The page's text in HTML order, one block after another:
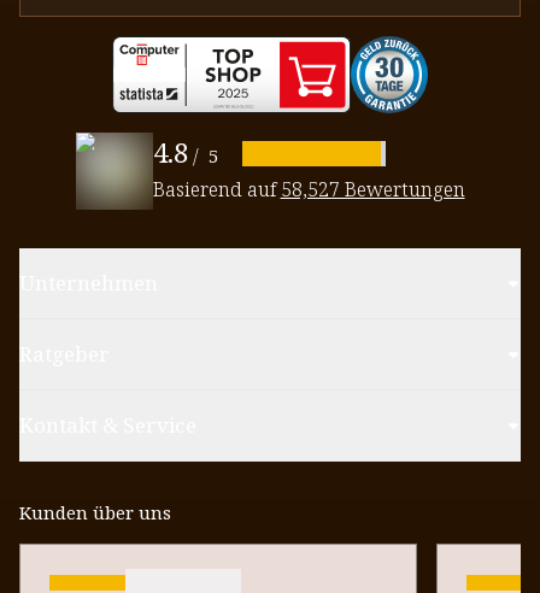
4.8 / 5
Basierend auf58,527 Bewertungen
Kunden über uns